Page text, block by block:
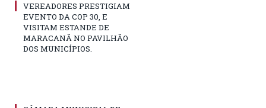
VEREADORES PRESTIGIAM
EVENTO DA COP 30, E
VISITAM ESTANDE DE
MARACANÃ NO PAVILHÃO
DOS MUNICÍPIOS.